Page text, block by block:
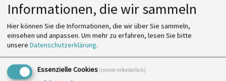
Baumwollquaste
Material
100% Baumwolle
4 cm (ohne Schlaufe)
VE
5 St.
Informationen, die wir sammeln
Hier können Sie die Informationen, die wir über Sie sammeln,
einsehen und anpassen. Um mehr zu erfahren, lesen Sie bitte
unsere Datenschutzerklärung.
Essenzielle Cookies (immer erforderlich)